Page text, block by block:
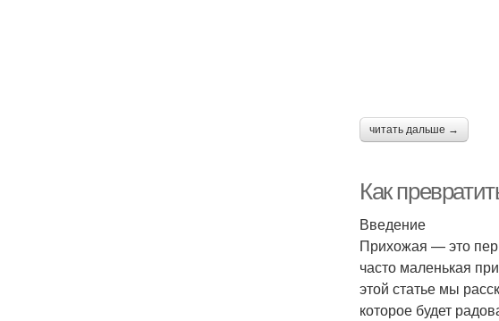
читать дальше →
Как
Введение
Прихожая — это
часто маленькая
этой статье мы
которое будет